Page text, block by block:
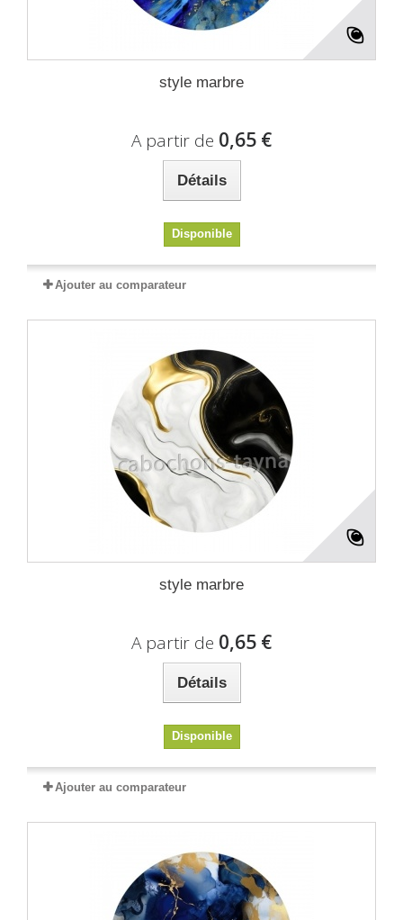
style marbre
A partir de 0,65 €
Détails
Disponible
Ajouter au comparateur
style marbre
A partir de 0,65 €
Détails
Disponible
Ajouter au comparateur